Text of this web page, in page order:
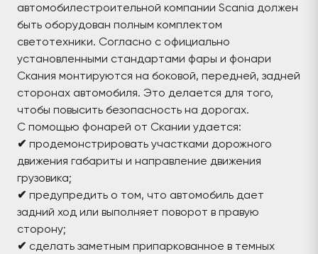
автомобилестроительной компании Scania должен
быть оборудован полным комплектом
светотехники. Согласно с официально
установленными стандартами фары и фонари
Скания монтируются на боковой, передней, задней
сторонах автомобиля. Это делается для того,
чтобы повысить безопасность на дорогах.
С помощью фонарей от Скании удается:
✔ продемонстрировать участками дорожного
движения габариты и направление движения
грузовика;
✔ предупредить о том, что автомобиль дает
задний ход или выполняет поворот в правую
сторону;
✔ сделать заметным припаркованное в темных